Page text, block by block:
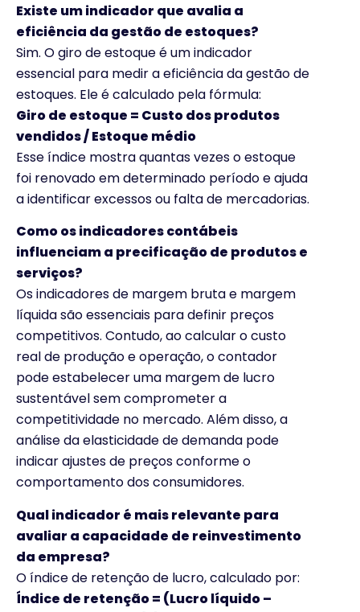
Existe um indicador que avalia a
eficiência da gestão de estoques?
Sim. O giro de estoque é um indicador
essencial para medir a eficiência da gestão de
estoques. Ele é calculado pela fórmula:
Giro de estoque = Custo dos produtos
vendidos / Estoque médio
Esse índice mostra quantas vezes o estoque
foi renovado em determinado período e ajuda
a identificar excessos ou falta de mercadorias.
Como os indicadores contábeis
influenciam a precificação de produtos e
serviços?
Os indicadores de margem bruta e margem
líquida são essenciais para definir preços
competitivos. Contudo, ao calcular o custo
real de produção e operação, o contador
pode estabelecer uma margem de lucro
sustentável sem comprometer a
competitividade no mercado. Além disso, a
análise da elasticidade de demanda pode
indicar ajustes de preços conforme o
comportamento dos consumidores.
Qual indicador é mais relevante para
avaliar a capacidade de reinvestimento
da empresa?
O índice de retenção de lucro, calculado por:
Índice de retenção = (Lucro líquido –